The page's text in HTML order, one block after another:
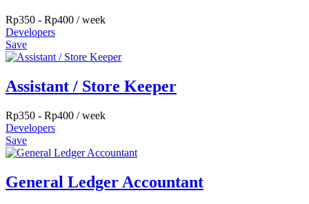
Rp350 - Rp400 / week
Developers
Save
Assistant / Store Keeper
Rp350 - Rp400 / week
Developers
Save
General Ledger Accountant